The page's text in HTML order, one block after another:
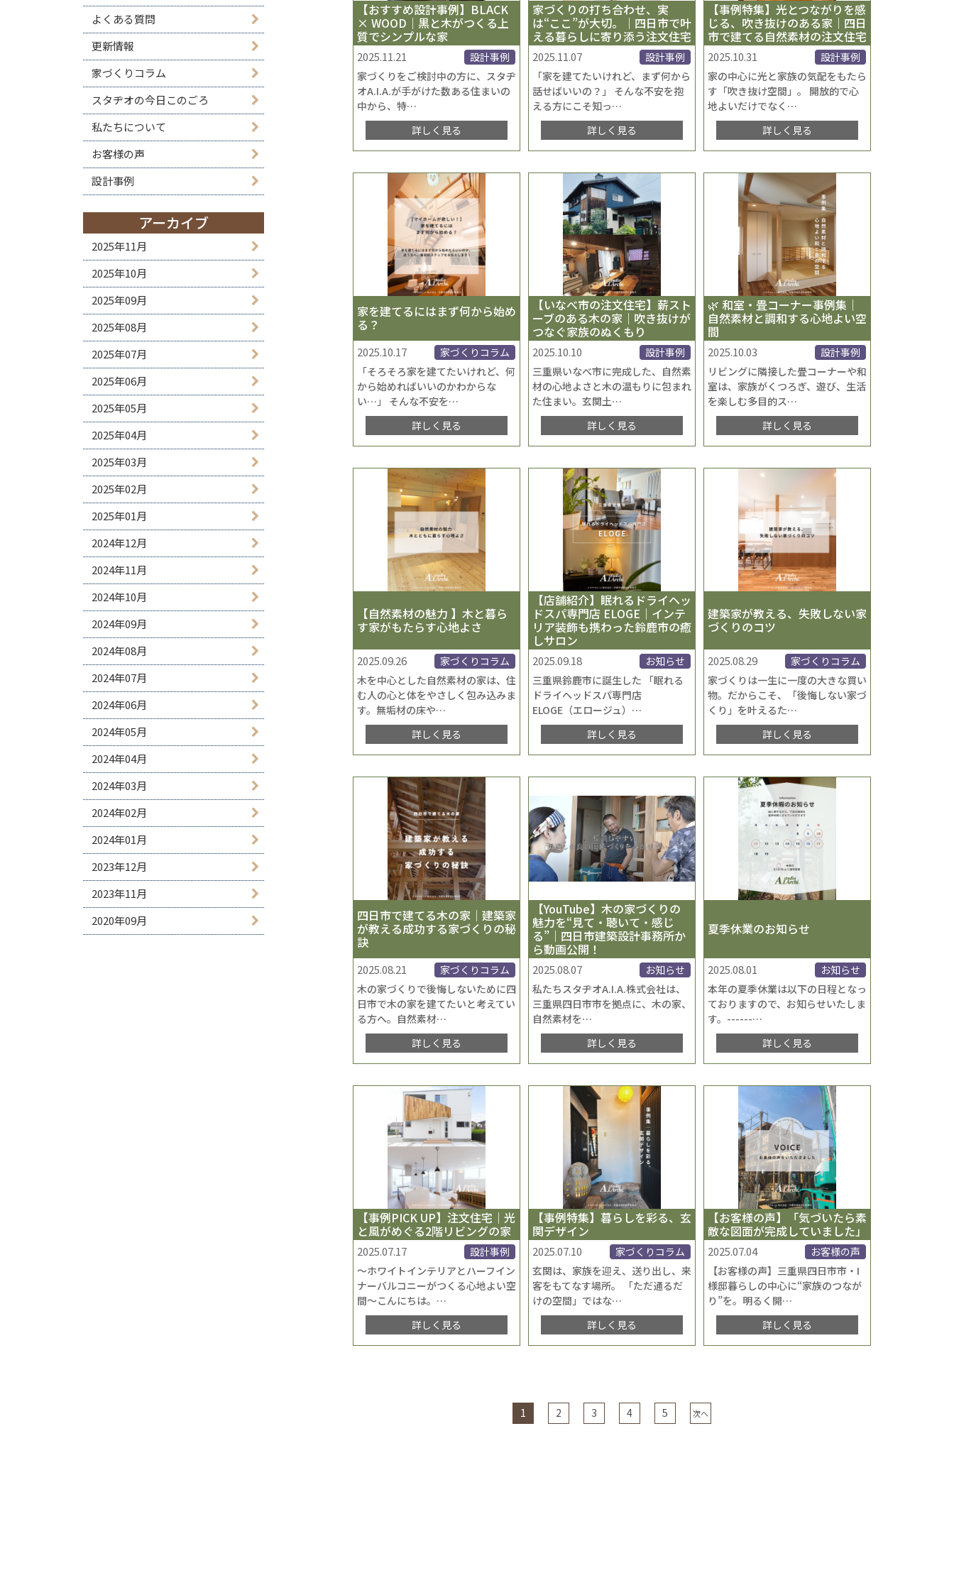
よくある質問
更新情報
家づくりコラム
スタヂオの今日このごろ
私たちについて
お客様の声
設計事例
アーカイブ
2025年11月
2025年10月
2025年09月
2025年08月
2025年07月
2025年06月
2025年05月
2025年04月
2025年03月
2025年02月
2025年01月
2024年12月
2024年11月
2024年10月
2024年09月
2024年08月
2024年07月
2024年06月
2024年05月
2024年04月
2024年03月
2024年02月
2024年01月
2023年12月
2023年11月
2020年09月
【おすすめ設計事例】BLACK
× WOOD｜黒と木がつくる上
質でシンプルな家
2025.11.21
設計事例
家づくりをご検討中の方に、スタヂ
オA.I.A.が手がけた数ある住まいの
中から、特…
詳しく見る
家づくりの打ち合わせ、実
は“ここ”が大切。｜四日市で叶
える暮らしに寄り添う注文住宅
2025.11.07
設計事例
「家を建てたいけれど、まず何から
話せばいいの？」 そんな不安を抱
える方にこそ知っ…
詳しく見る
【事例特集】光とつながりを感
じる、吹き抜けのある家｜四日
市で建てる自然素材の注文住宅
2025.10.31
設計事例
家の中心に光と家族の気配をもたら
す「吹き抜け空間」。 開放的で心
地よいだけでなく …
詳しく見る
家を建てるにはまず何から始め
る？
2025.10.17
家づくりコラム
「そろそろ家を建てたいけれど、何
から始めればいいのかわからな
い…」 そんな不安を…
詳しく見る
【いなべ市の注文住宅】薪スト
ーブのある木の家｜吹き抜けが
つなぐ家族のぬくもり
2025.10.10
設計事例
三重県いなべ市に完成した、自然素
材の心地よさと木の温もりに包まれ
た住まい。玄関土…
詳しく見る
🌿 和室・畳コーナー事例集｜
自然素材と調和する心地よい空
間
2025.10.03
設計事例
リビングに隣接した畳コーナーや和
室は、家族がくつろぎ、遊び、生活
を楽しむ多目的ス…
詳しく見る
【自然素材の魅力 】木と暮ら
す家がもたらす心地よさ
2025.09.26
家づくりコラム
木を中心とした自然素材の家は、住
む人の心と体をやさしく包み込みま
す。無垢材の床や…
詳しく見る
【店舗紹介】眠れるドライヘッ
ドスパ専門店 ELOGE｜インテ
リア装飾も携わった鈴鹿市の癒
しサロン
2025.09.18
お知らせ
三重県鈴鹿市に誕生した 「眠れる
ドライヘッドスパ専門店
ELOGE（エロージュ） …
詳しく見る
建築家が教える、失敗しない家
づくりのコツ
2025.08.29
家づくりコラム
家づくりは一生に一度の大きな買い
物。だからこそ、「後悔しない家づ
くり」を叶えるた…
詳しく見る
四日市で建てる木の家｜建築家
が教える成功する家づくりの秘
訣
2025.08.21
家づくりコラム
木の家づくりで後悔しないために四
日市で木の家を建てたいと考えてい
る方へ。自然素材…
詳しく見る
【YouTube】木の家づくりの
魅力を“見て・聴いて・感じ
る”｜四日市建築設計事務所か
ら動画公開！
2025.08.07
お知らせ
私たちスタヂオA.I.A.株式会社は、
三重県四日市市を拠点に、木の家、
自然素材を…
詳しく見る
夏季休業のお知らせ
2025.08.01
お知らせ
本年の夏季休業は以下の日程となっ
ておりますので、お知らせいたしま
す。------…
詳しく見る
【事例PICK UP】注文住宅｜光
と風がめぐる2階リビングの家
2025.07.17
設計事例
〜ホワイトインテリアとハーフイン
ナーバルコニーがつくる心地よい空
間〜こんにちは。 …
詳しく見る
【事例特集】暮らしを彩る、玄
関デザイン
2025.07.10
家づくりコラム
玄関は、家族を迎え、送り出し、来
客をもてなす場所。 「ただ通るだ
けの空間」ではな…
詳しく見る
【お客様の声】「気づいたら素
敵な図面が完成していました」
2025.07.04
お客様の声
【お客様の声】三重県四日市市・I
様邸暮らしの中心に“家族のつなが
り”を。明るく開…
詳しく見る
1 2 3 4 5 次へ